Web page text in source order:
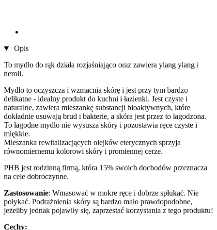
Opis
To mydło do rąk działa rozjaśniająco oraz zawiera ylang ylang i
neroli.
Mydło to oczyszcza i wzmacnia skórę i jest przy tym bardzo
delikatne - idealny produkt do kuchni i łazienki. Jest czyste i
naturalne, zawiera mieszankę substancji bioaktywnych, które
dokładnie usuwają brud i bakterie, a skóra jest przez to łagodzona.
To łagodne mydło nie wysusza skóry i pozostawia ręce czyste i
miękkie.
Mieszanka rewitalizacjących olejków eterycznych sprzyja
równomiernemu kolorowi skóry i promiennej cerze.
PHB jest rodzinną firmą, która 15% swoich dochodów przeznacza
na cele dobroczynne.
Zastosowanie: Wmasować w mokre ręce i dobrze spłukać. Nie
połykać. Podrażnienia skóry są bardzo mało prawdopodobne,
jeżeliby jednak pojawiły się, zaprzestać korzystania z tego produktu!
Cechy: